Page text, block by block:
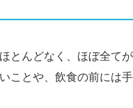
とんどなく、ほぼ全て
ことや、飲食の前には